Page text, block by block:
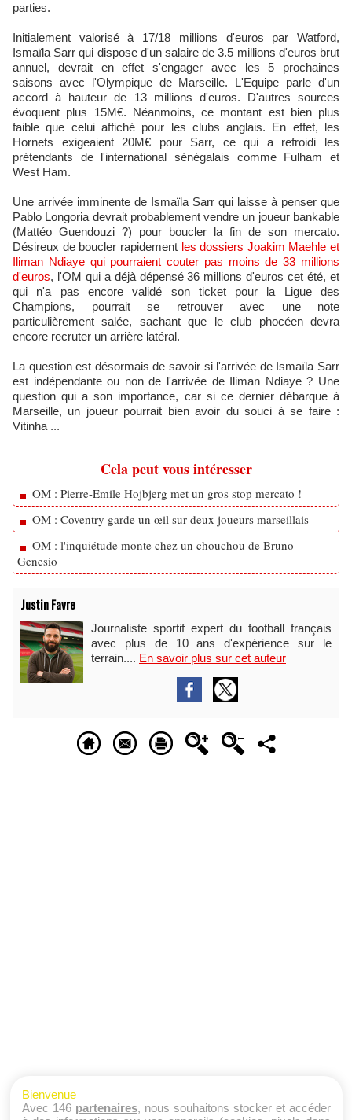
parties.
Initialement valorisé à 17/18 millions d'euros par Watford,
Ismaïla Sarr qui dispose d'un salaire de 3.5 millions d'euros brut
annuel, devrait en effet s'engager avec les 5 prochaines
saisons avec l'Olympique de Marseille. L'Equipe parle d'un
accord à hauteur de 13 millions d'euros. D'autres sources
évoquent plus 15M€. Néanmoins, ce montant est bien plus
faible que celui affiché pour les clubs anglais. En effet, les
Hornets exigeaient 20M€ pour Sarr, ce qui a refroidi les
prétendants de l'international sénégalais comme Fulham et
West Ham.
Une arrivée imminente de Ismaïla Sarr qui laisse à penser que
Pablo Longoria devrait probablement vendre un joueur bankable
(Mattéo Guendouzi ?) pour boucler la fin de son mercato.
Désireux de boucler rapidementles dossiers Joakim Maehle et
Iliman Ndiaye qui pourraient couter pas moins de 33 millions
d'euros, l'OM qui a déjà dépensé 36 millions d'euros cet été, et
qui n'a pas encore validé son ticket pour la Ligue des
Champions, pourrait se retrouver avec une note
particulièrement salée, sachant que le club phocéen devra
encore recruter un arrière latéral.
La question est désormais de savoir si l'arrivée de Ismaïla Sarr
est indépendante ou non de l'arrivée de Iliman Ndiaye ? Une
question qui a son importance, car si ce dernier débarque à
Marseille, un joueur pourrait bien avoir du souci à se faire :
Vitinha ...
Cela peut vous intéresser
OM : Pierre-Emile Hojbjerg met un gros stop mercato !
OM : Coventry garde un œil sur deux joueurs marseillais
OM : l'inquiétude monte chez un chouchou de Bruno
Genesio
Justin Favre
Journaliste sportif expert du football français
avec plus de 10 ans d'expérience sur le
terrain.... En savoir plus sur cet auteur
Bienvenue
Avec 146 partenaires, nous souhaitons stocker et accéder